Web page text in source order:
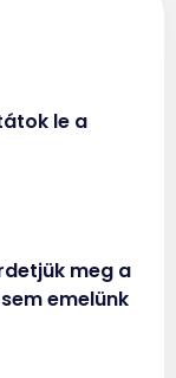
le a
meg a
emelünk